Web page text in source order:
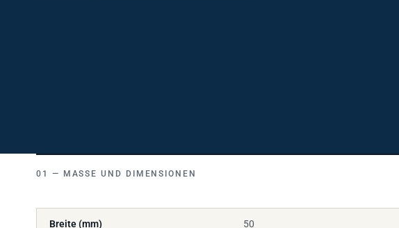
MASSE UND DIMENSIONEN
Breite (mm) 50